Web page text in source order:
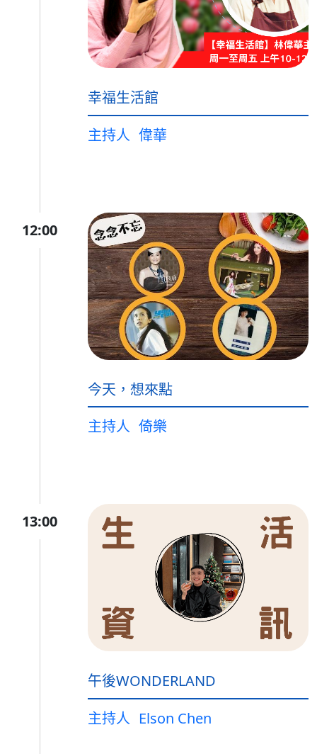
幸福生活館
主持人 偉華
12:00
今天，想來點
主持人 倚樂
13:00
午後WONDERLAND
主持人 Elson Chen